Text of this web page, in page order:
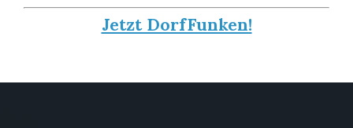
Jetzt DorfFunken!